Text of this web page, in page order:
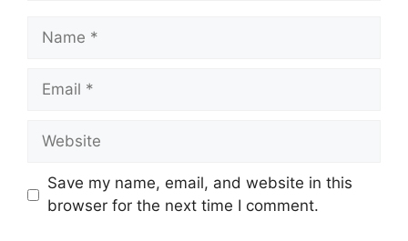
Name
Email
Website
Save my name, email, and website in this
browser for the next time I comment.